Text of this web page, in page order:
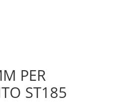
PER
ST185